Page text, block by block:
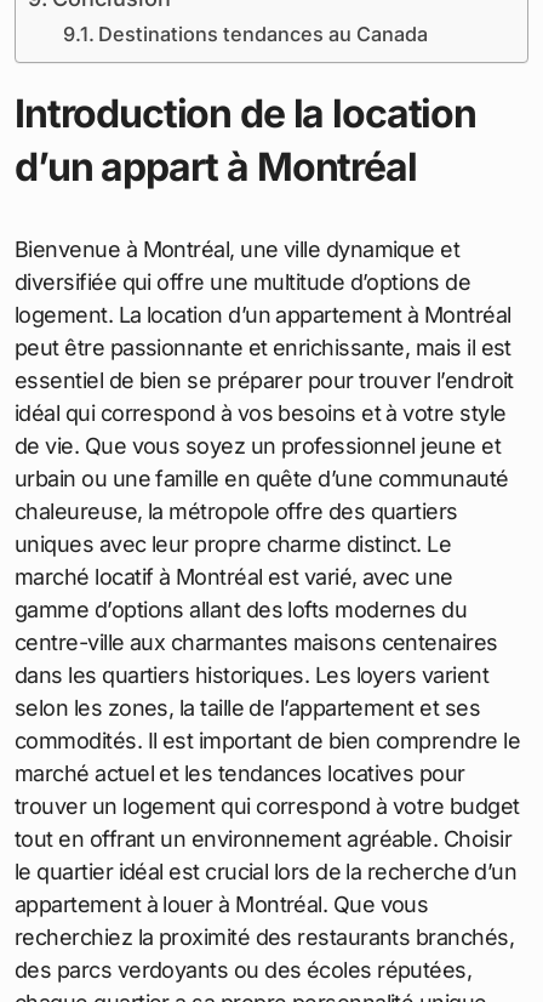
Destinations tendances au Canada
Introduction de la location
d’un appart à Montréal
Bienvenue à Montréal, une ville dynamique et
diversifiée qui offre une multitude d’options de
logement. La location d’un appartement à Montréal
peut être passionnante et enrichissante, mais il est
essentiel de bien se préparer pour trouver l’endroit
idéal qui correspond à vos besoins et à votre style
de vie. Que vous soyez un professionnel jeune et
urbain ou une famille en quête d’une communauté
chaleureuse, la métropole offre des quartiers
uniques avec leur propre charme distinct. Le
marché locatif à Montréal est varié, avec une
gamme d’options allant des lofts modernes du
centre-ville aux charmantes maisons centenaires
dans les quartiers historiques. Les loyers varient
selon les zones, la taille de l’appartement et ses
commodités. Il est important de bien comprendre le
marché actuel et les tendances locatives pour
trouver un logement qui correspond à votre budget
tout en offrant un environnement agréable. Choisir
le quartier idéal est crucial lors de la recherche d’un
appartement à louer à Montréal. Que vous
recherchiez la proximité des restaurants branchés,
des parcs verdoyants ou des écoles réputées,